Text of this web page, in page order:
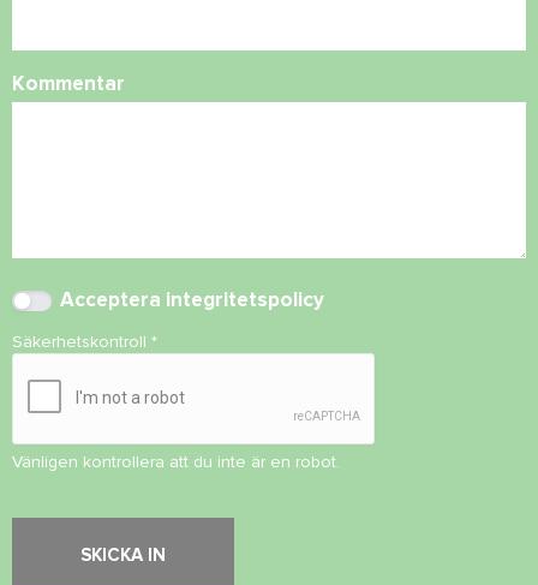
Kommentar
Acceptera integritetspolicy
Säkerhetskontroll *
Vänligen kontrollera att du inte är en robot.